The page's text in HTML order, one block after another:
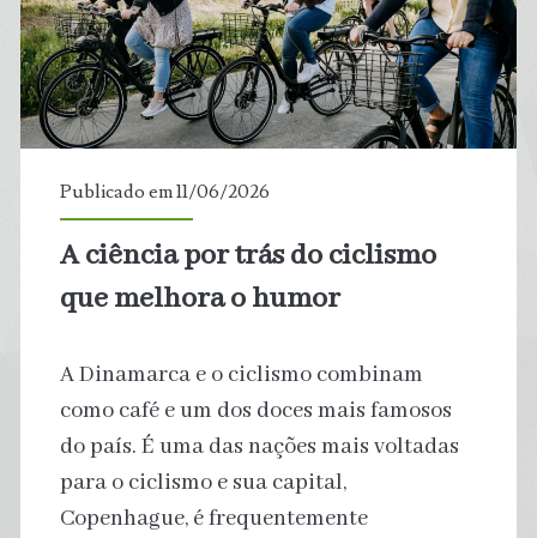
Publicado em 11/06/2026
A ciência por trás do ciclismo
que melhora o humor
A Dinamarca e o ciclismo combinam
como café e um dos doces mais famosos
do país. É uma das nações mais voltadas
para o ciclismo e sua capital,
Copenhague, é frequentemente